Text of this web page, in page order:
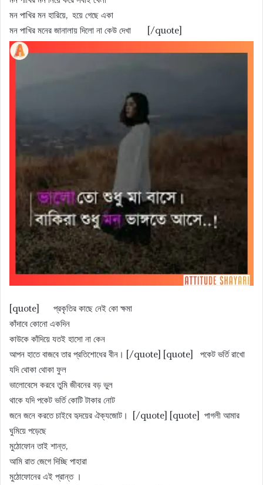
মন পাখির মন হারিয়ে, হয়ে গেছে একা
মন পাখির মনের জানালায় দিলো না কেউ দেখা [/quote]
[quote] প্রকৃতির কাছে নেই কো ক্ষমা
কাঁদাবে কোনো একদিন
কাউকে কাঁদিয়ে যতই হাসো না কেন
আপন হাতে বাজবে তার প্রতিশোধের বীন। [/quote] [quote] পকেট ভর্তি রাখো
যদি থোকা থোকা ফুল
ভালোবেসে করবে তুমি জীবনের বড় ভুল
থাকে যদি পকেট ভর্তি কোটি টাকার নোট
জনে জনে করতে চাইবে হৃদয়ের ঐক্যজোট। [/quote] [quote] পাগলী আমার
ঘুমিয়ে পড়েছে
মুঠোফোন তাই শান্ত,
আমি রাত জেগে দিচ্ছি পাহারা
মুঠোফোনের এই প্রান্ত ।